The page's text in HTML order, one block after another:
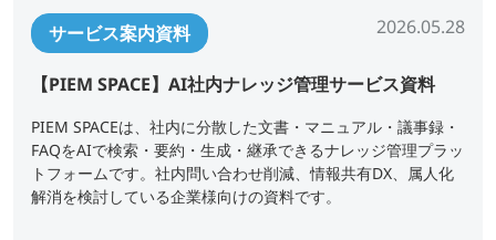
サービス案内資料 2026.05.28
【PIEM SPACE】AI社内ナレッジ管理サービス資料
PIEM SPACEは、社内に分散した文書・マニュアル・議事録・
FAQをAIで検索・要約・生成・継承できるナレッジ管理プラッ
トフォームです。社内問い合わせ削減、情報共有DX、属人化
解消を検討している企業様向けの資料です。